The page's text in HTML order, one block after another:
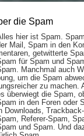
die Spam
hier ist Spam.
Mail, Spam in den
ge­twit­ter­te
für Spam und
Manch­mal auch
um die Spam
zu mach­en.
über­wiegt die Spam,
in den Fo­ren oder
Down­loads, Track­back-
Re­fe­rer-Spam,
und Spam. Und